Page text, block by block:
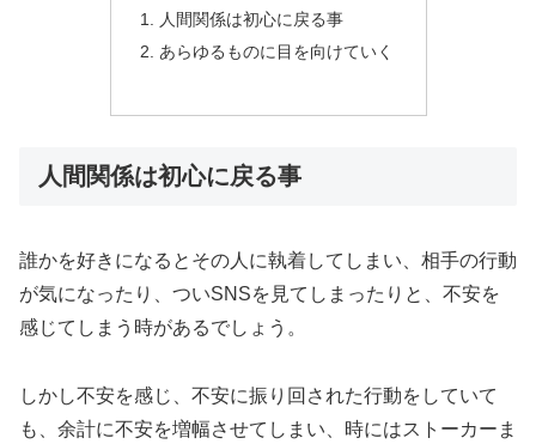
人間関係は初心に戻る事
あらゆるものに目を向けていく
人間関係は初心に戻る事
誰かを好きになるとその人に執着してしまい、相手の行動
が気になったり、ついSNSを見てしまったりと、不安を
感じてしまう時があるでしょう。
しかし不安を感じ、不安に振り回された行動をしていて
も、余計に不安を増幅させてしまい、時にはストーカーま